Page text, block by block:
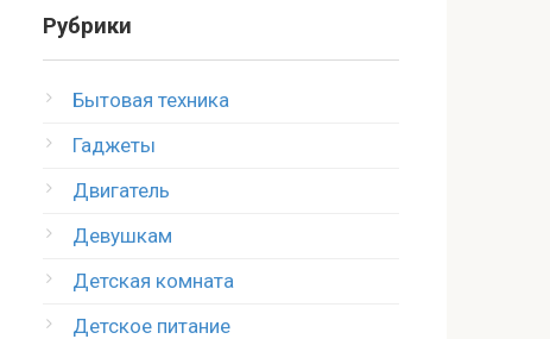
Рубрики
Бытовая техника
Гаджеты
Двигатель
Девушкам
Детская комната
Детское питание